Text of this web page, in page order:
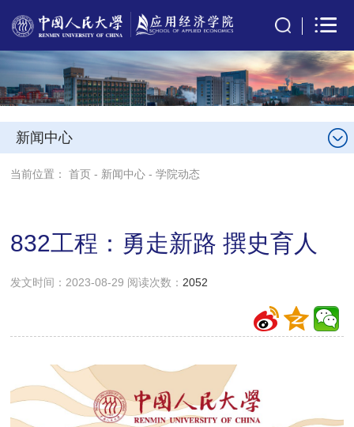
新闻中心
当前位置：首页 - 新闻中心 -学院动态
832工程：勇走新路 撰史育人
发文时间：2023-08-29 阅读次数： 2052